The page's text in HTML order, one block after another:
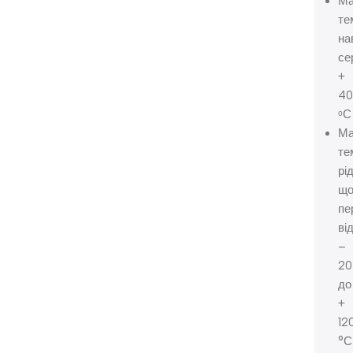
+
40
ᵒС
–
20
до
+
°С